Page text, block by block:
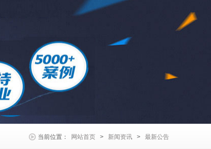
当前位置： 网站首页 > 新闻资讯 > 最新公告